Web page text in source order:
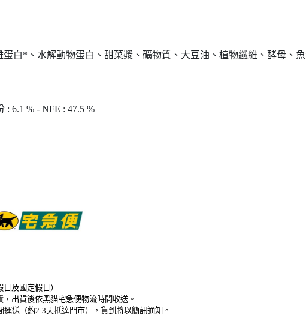
白*、水解動物蛋白、甜菜漿、礦物質、大豆油、植物纖維、酵母、
: 6.1 % - NFE : 47.5 %
及國定假日）
出貨後依黑貓宅急便物流時間收送。
送（約2-3天抵達門市），貨到將以簡訊通知。